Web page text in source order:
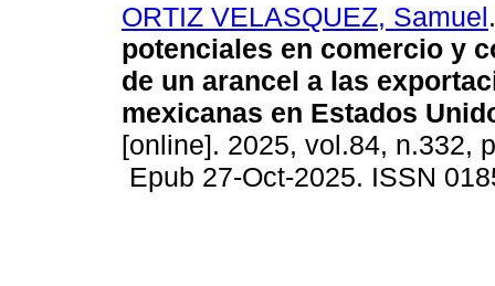
ORTIZ VELASQUEZ, Samuel.
potenciales en comercio y
de un arancel a las
mexicanas en Estados
[online]. 2025, vol.84, n.332,
Epub 27-Oct-2025. ISSN